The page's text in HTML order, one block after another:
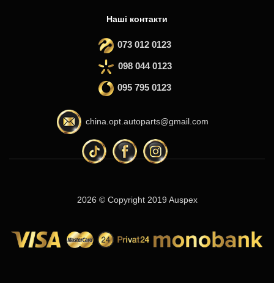
Наші контакти
073 012 0123
098 044 0123
095 795 0123
china.opt.autoparts@gmail.com
2026 © Copyright 2019 Auspex